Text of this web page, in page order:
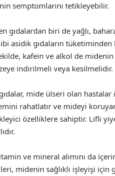
semptomlarını tetikleyebilir.
gıdalardan biri de yağlı,
asidik gıdaların
kafein ve alkol de
indirilmeli veya kesilmelidir.
mide ülseri olan hastalar
rahatlatır ve mideyi
özelliklere sahiptir. Lifli
ve mineral alımını da
midenin sağlıklı işleyişi